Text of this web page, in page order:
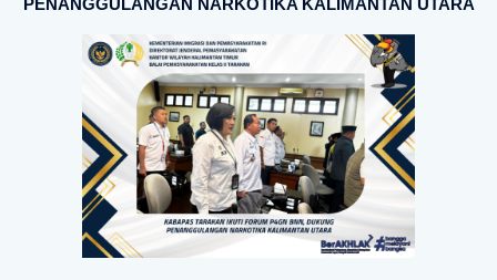
PENANGGULANGAN NARKOTIKA KALIMANTAN UTARA